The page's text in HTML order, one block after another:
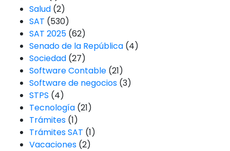
Salud(2)
SAT (530)
SAT 2025(62)
Senado de la República(4)
Sociedad(27)
Software Contable(21)
Software de negocios(3)
STPS (4)
Tecnología(21)
Trámites(1)
Trámites SAT (1)
Vacaciones(2)